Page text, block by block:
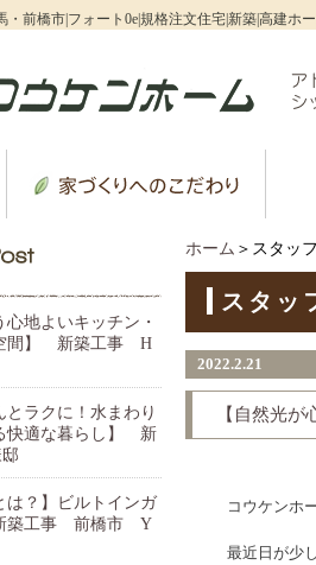
・前橋市|フォート0e|規格注文住宅|新築|高建ホ
ホーム ＞スタッ
スタッ
2022.2.21
【自然光
コウケンホ
最近日が少
心地よいキッチン・
間】 新築工事 H
とラクに！水まわり
快適な暮らし】 新
は？】ビルトインガ
築工事 前橋市 Y